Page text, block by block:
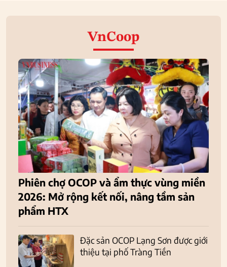
VnCoop
Phiên chợ OCOP và ẩm thực vùng miền
2026: Mở rộng kết nối, nâng tầm sản
phẩm HTX
Đặc sản OCOP Lạng Sơn được giới
thiệu tại phố Tràng Tiền